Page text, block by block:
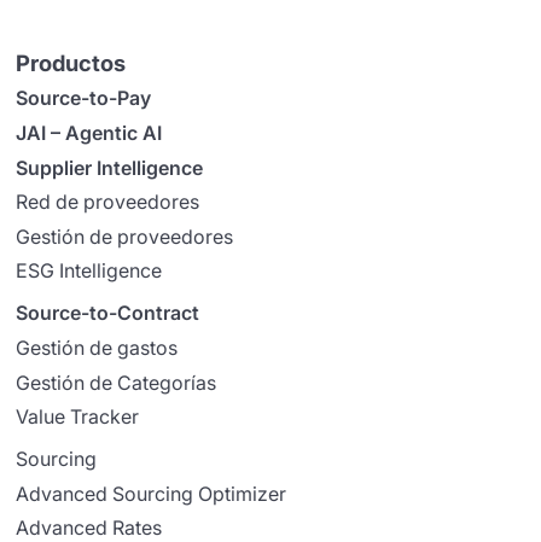
Productos
Source-to-Pay
JAI – Agentic AI
Supplier Intelligence
Red de proveedores
Gestión de proveedores
ESG Intelligence
Source-to-Contract
Gestión de gastos
Gestión de Categorías
Value Tracker
Sourcing
Advanced Sourcing Optimizer
Advanced Rates